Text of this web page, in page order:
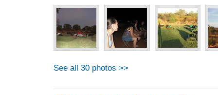
See all 30 photos >>